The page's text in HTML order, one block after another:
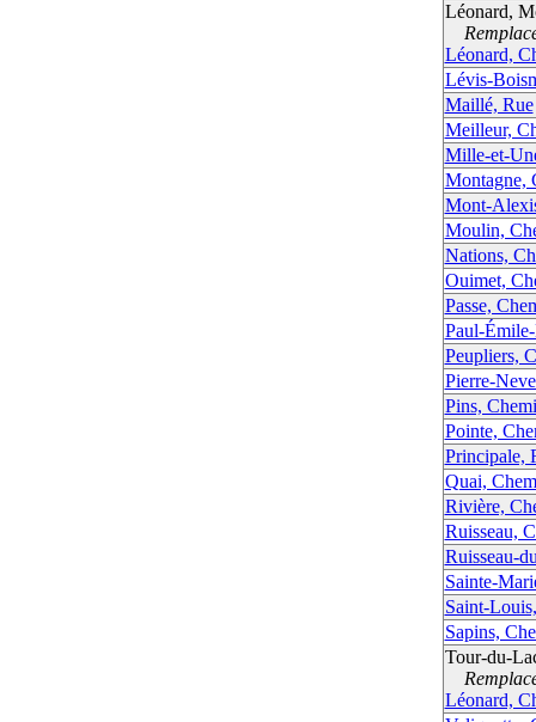
Léonard,
Léonard,
Lévis-
Maillé, Rue
Meilleur,
Mille-et-
Montagne,
Mont-
Moulin,
Nations,
Ouimet,
Passe,
Paul-
Peupliers,
Pierre-
Pins,
Pointe,
Principale,
Quai,
Rivière,
Ruisseau,
Ruisseau-
Sainte-
Saint-
Sapins,
Tour-du-
Léonard,